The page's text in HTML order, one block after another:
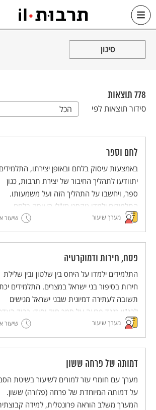
כל האתר
סינון
778 תוצאות
סידור תוצאות לפי
הכל
לחם וספר
באמצעות עיסוק בלחם ובאופן יצירתו, התלמידים
יתוודעו לתהליך החיבור של יצירת תרבות, כגון
ספר, ויחשבו על התהליך הזה ועל משמעותו.
התלמידים ילמדו טקסט חז"לי העוסק בלחם
ובתהליך הכנתו כדימוי ויְפתחו את היכולת
בדימויים. מתוך כך יעשירו התלמידים את הבנתם
לגבי חג השבועות.
מערך שיעור שיעור
פסח, חירות ודמוקרטיה
התלמידים ילמדו על היחס בין שלטון ובין שלילת
חירות בסיפור בני ישראל במצרים. התלמידים
תשובה לעתירה דמיונית שבני ישראל מגישים
לבג"ץ כנגד פרעה על סמך חוק יסוד: כבוד
וחירותו.
המערך כולל עבודה במליאה, עבודה בקבוצות
וסיכום במליאה.
מערך שיעור שיעור
דמותה של פרחה ששון
מערך עם חומרי עזר למורים לשיעור בשיטת
על דמותה המיוחדת של פרחה (פלורה) ששון.
המערך משלב הוראה פרונטלית, למידה